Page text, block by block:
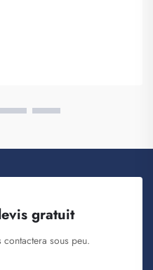
gratuit
sous peu.